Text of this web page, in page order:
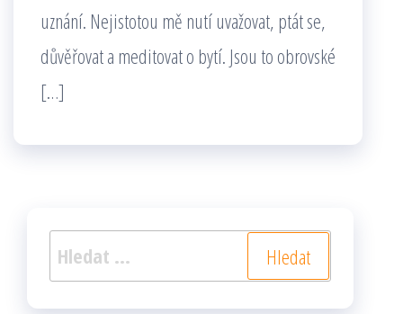
uznání. Nejistotou mě nutí uvažovat, ptát se,
důvěřovat a meditovat o bytí. Jsou to obrovské
[…]
Vyhledávání